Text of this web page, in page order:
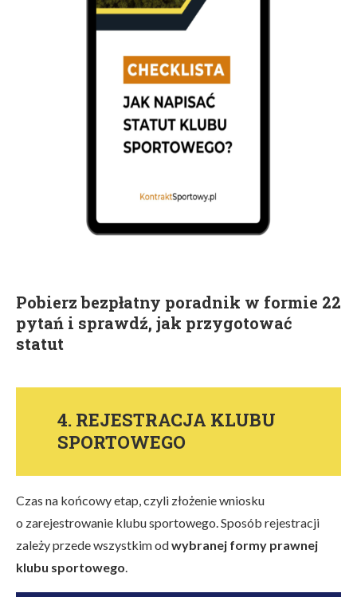
Pobierz bezpłatny poradnik w formie 22
pytań i sprawdź, jak przygotować
statut
4. REJESTRACJA KLUBU
SPORTOWEGO
Czas na końcowy etap, czyli złożenie wniosku
o zarejestrowanie klubu sportowego. Sposób rejestracji
zależy przede wszystkim odwybranej formy prawnej
klubu sportowego.